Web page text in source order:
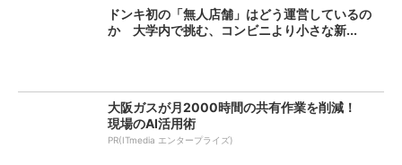
ドンキ初の「無人店舗」はどう運営しているの
か 大学内で挑む、コンビニより小さな新...
大阪ガスが月2000時間の共有作業を削減！
現場のAI活用術
PR(ITmedia エンタープライズ)